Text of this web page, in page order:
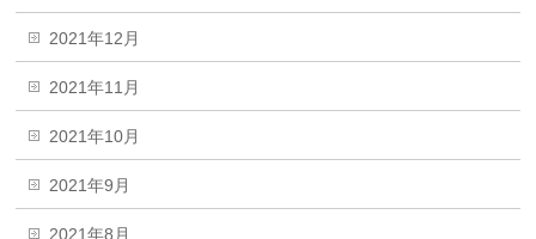
2021年12月
2021年11月
2021年10月
2021年9月
2021年8月